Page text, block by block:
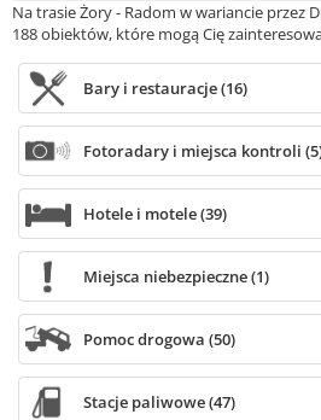
Na trasie Żory - Radom w wariancie przez
188 obiektów, które mogą Cię
Bary i restauracje (16)
Fotoradary i miejsca kontroli
Hotele i motele (39)
Miejsca niebezpieczne (1)
Pomoc drogowa (50)
Stacje paliwowe (47)